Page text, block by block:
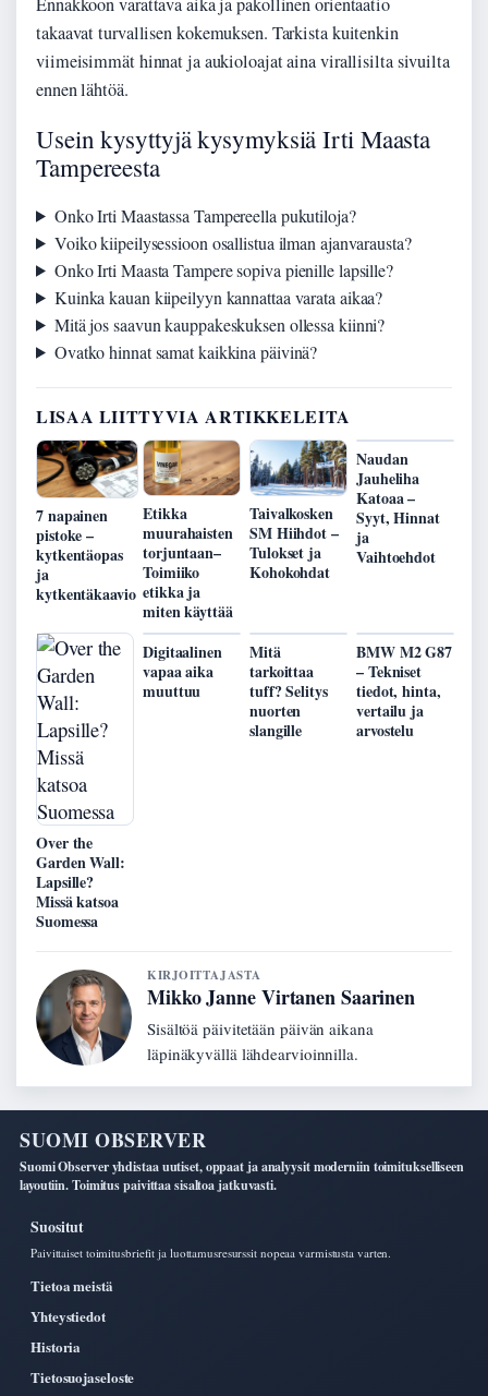
takaavat turvallisen kokemuksen. Tarkista kuitenkin
viimeisimmät hinnat ja aukioloajat aina virallisilta sivuilta
ennen lähtöä.
Usein kysyttyjä kysymyksiä Irti Maasta
Tampereesta
Onko Irti Maastassa Tampereella pukutiloja?
Voiko kiipeilysessioon osallistua ilman ajanvarausta?
Onko Irti Maasta Tampere sopiva pienille lapsille?
Kuinka kauan kiipeilyyn kannattaa varata aikaa?
Mitä jos saavun kauppakeskuksen ollessa kiinni?
Ovatko hinnat samat kaikkina päivinä?
LISAA LIITTYVIA ARTIKKELEITA
7 napainen
pistoke –
kytkentäopas
ja
kytkentäkaavio
Etikka
muurahaisten
torjuntaan–
Toimiiko
etikka ja
miten käyttää
Taivalkosken
SM Hiihdot –
Tulokset ja
Kohokohdat
Naudan
Jauheliha
Katoaa –
Syyt, Hinnat
ja
Vaihtoehdot
Over the
Garden Wall:
Lapsille?
Missä katsoa
Suomessa
Digitaalinen
vapaa aika
muuttuu
Mitä
tarkoittaa
tuff? Selitys
nuorten
slangille
BMW M2 G87
– Tekniset
tiedot, hinta,
vertailu ja
arvostelu
KIRJOITTAJASTA
Mikko Janne Virtanen Saarinen
Sisältöä päivitetään päivän aikana
läpinäkyvällä lähdearvioinnilla.
SUOMI OBSERVER
Suomi Observer yhdistaa uutiset, oppaat ja analyysit moderniin toimitukselliseen
layoutiin. Toimitus paivittaa sisaltoa jatkuvasti.
Suositut
Paivittaiset toimitusbriefit ja luottamusresurssit nopeaa varmistusta varten.
Tietoa meistä
Yhteystiedot
Historia
Tietosuojaseloste